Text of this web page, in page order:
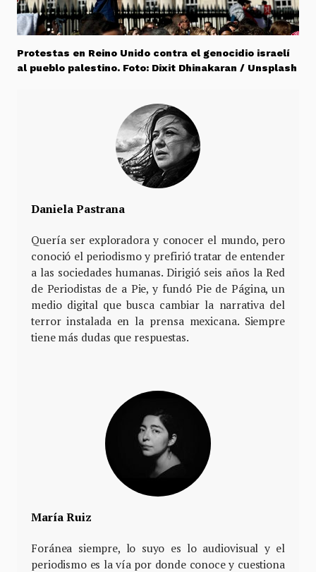
Protestas en Reino Unido contra el genocidio israelí
al pueblo palestino. Foto: Dixit Dhinakaran / Unsplash
Daniela Pastrana
Quería ser exploradora y conocer el mundo, pero
conoció el periodismo y prefirió tratar de entender
a las sociedades humanas. Dirigió seis años la Red
de Periodistas de a Pie, y fundó Pie de Página, un
medio digital que busca cambiar la narrativa del
terror instalada en la prensa mexicana. Siempre
tiene más dudas que respuestas.
María Ruiz
Foránea siempre, lo suyo es lo audiovisual y el
periodismo es la vía por donde conoce y cuestiona